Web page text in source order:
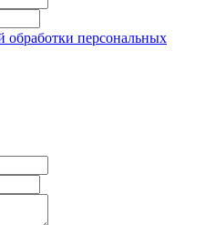
обработки персональных